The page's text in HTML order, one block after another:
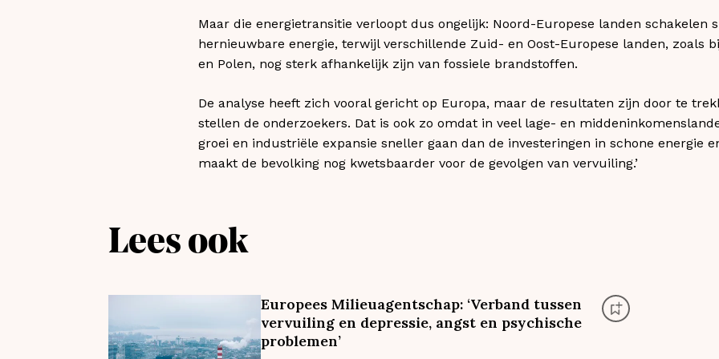
Maar die energietransitie verloopt dus ongelijk: Noord-Europese landen schakelen
hernieuwbare energie, terwijl verschillende Zuid- en Oost-Europese landen, zoals
en Polen, nog sterk afhankelijk zijn van fossiele brandstoffen.
De analyse heeft zich vooral gericht op Europa, maar de resultaten zijn door te
stellen de onderzoekers. Dat is ook zo omdat in veel lage- en
groei en industriële expansie sneller gaan dan de investeringen in schone energie
maakt de bevolking nog kwetsbaarder voor de gevolgen van vervuiling.’
Lees ook
Europees Milieuagentschap: ‘Verband tussen
vervuiling en depressie, angst en psychische
problemen’